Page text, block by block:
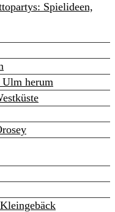
Spielideen,
herum